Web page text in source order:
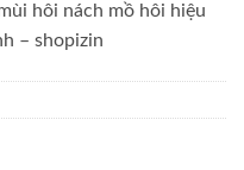
hôi nách mồ hôi hiệu
– shopizin